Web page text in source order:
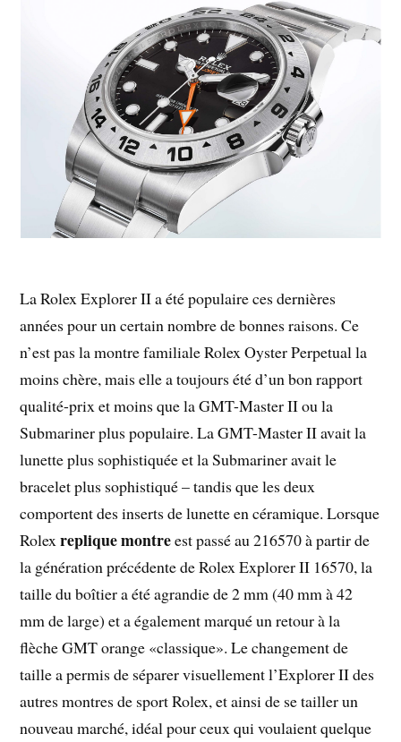
La Rolex Explorer II a été populaire ces dernières
années pour un certain nombre de bonnes raisons. Ce
n’est pas la montre familiale Rolex Oyster Perpetual la
moins chère, mais elle a toujours été d’un bon rapport
qualité-prix et moins que la GMT-Master II ou la
Submariner plus populaire. La GMT-Master II avait la
lunette plus sophistiquée et la Submariner avait le
bracelet plus sophistiqué – tandis que les deux
comportent des inserts de lunette en céramique. Lorsque
Rolexreplique montreest passé au 216570 à partir de
la génération précédente de Rolex Explorer II 16570, la
taille du boîtier a été agrandie de 2 mm (40 mm à 42
mm de large) et a également marqué un retour à la
flèche GMT orange «classique». Le changement de
taille a permis de séparer visuellement l’Explorer II des
autres montres de sport Rolex, et ainsi de se tailler un
nouveau marché, idéal pour ceux qui voulaient quelque